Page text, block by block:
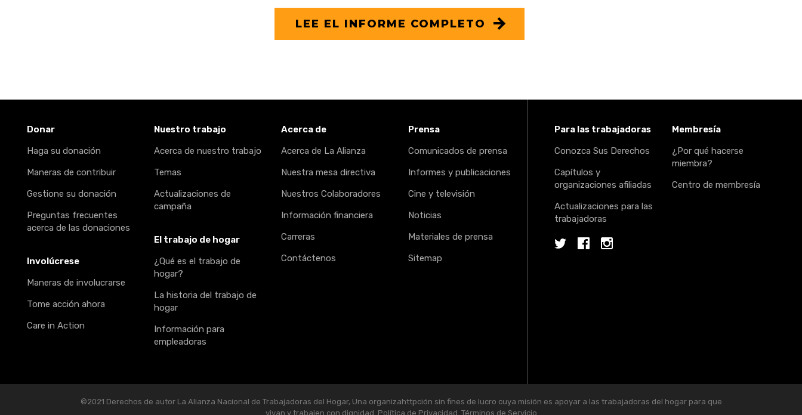
LEE EL INFORME COMPLETO
Donar
Haga su donación
Maneras de contribuir
Gestione su donación
Preguntas frecuentes
acerca de las donaciones
Involúcrese
Maneras de involucrarse
Tome acción ahora
Care in Action
Nuestro trabajo
Acerca de nuestro trabajo
Temas
Actualizaciones de
campaña
El trabajo de hogar
¿Qué es el trabajo de
hogar?
La historia del trabajo de
hogar
Información para
empleadoras
Acerca de
Acerca de La Alianza
Nuestra mesa directiva
Nuestros Colaboradores
Información financiera
Carreras
Contáctenos
Prensa
Comunicados de prensa
Informes y publicaciones
Cine y televisión
Noticias
Materiales de prensa
Sitemap
Para las trabajadoras
Conozca Sus Derechos
Capítulos y
organizaciones afiliadas
Actualizaciones para las
trabajadoras
TwitterFacebookInstagram
Membresía
¿Por qué hacerse
miembra?
Centro de membresía
©2021 Derechos de autor La Alianza Nacional de Trabajadoras del Hogar, Una organizahttpción sin fines de lucro cuya misión es apoyar a las trabajadoras del hogar para que
vivan y trabajen con dignidad. Política de Privacidad Términos de Servicio